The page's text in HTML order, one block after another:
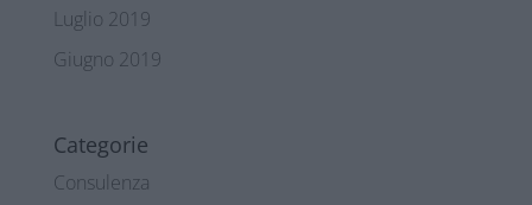
Luglio 2019
Giugno 2019
Categorie
Consulenza